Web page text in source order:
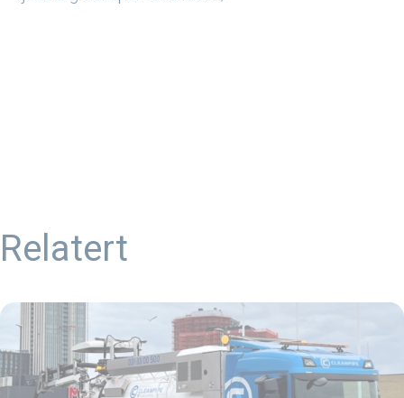
Relatert